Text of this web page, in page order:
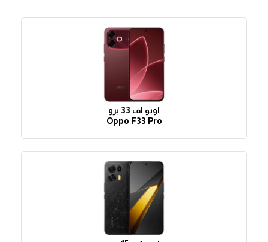
اوبو اف 33 برو
Oppo F33 Pro